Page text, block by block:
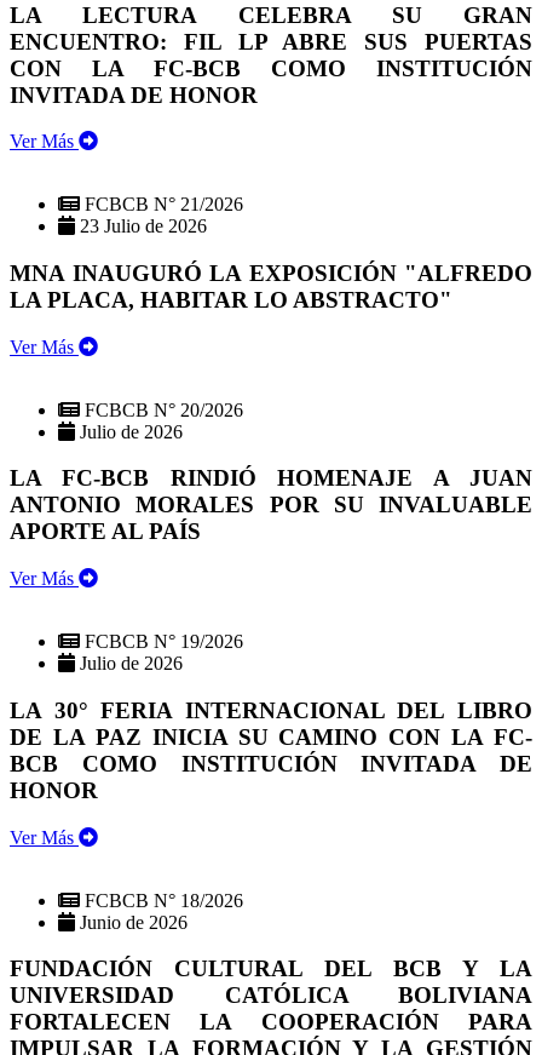
LA LECTURA CELEBRA SU GRAN
ENCUENTRO: FIL LP ABRE SUS PUERTAS
CON LA FC-BCB COMO INSTITUCIÓN
INVITADA DE HONOR
Ver Más
FCBCB N° 21/2026
23 Julio de 2026
MNA INAUGURÓ LA EXPOSICIÓN "ALFREDO
LA PLACA, HABITAR LO ABSTRACTO"
Ver Más
FCBCB N° 20/2026
Julio de 2026
LA FC-BCB RINDIÓ HOMENAJE A JUAN
ANTONIO MORALES POR SU INVALUABLE
APORTE AL PAÍS
Ver Más
FCBCB N° 19/2026
Julio de 2026
LA 30° FERIA INTERNACIONAL DEL LIBRO
DE LA PAZ INICIA SU CAMINO CON LA FC-
BCB COMO INSTITUCIÓN INVITADA DE
HONOR
Ver Más
FCBCB N° 18/2026
Junio de 2026
FUNDACIÓN CULTURAL DEL BCB Y LA
UNIVERSIDAD CATÓLICA BOLIVIANA
FORTALECEN LA COOPERACIÓN PARA
IMPULSAR LA FORMACIÓN Y LA GESTIÓN